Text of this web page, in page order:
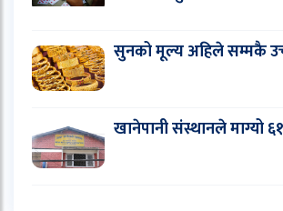
सुनको मूल्य अहिले सम्मकै
खानेपानी संस्थानले माग्यो